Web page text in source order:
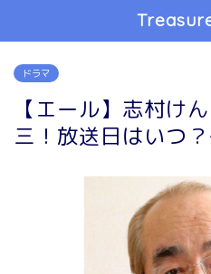
ドラマ
【エール】志村け
三！放送日はいつ